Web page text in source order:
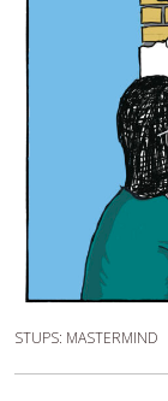
STUPS: MASTERMIND